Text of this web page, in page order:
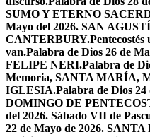
SUMO Y ETERNO
Mayo del 2026. SAN
CANTERBURY.Pentecostés
van.Palabra de Dios 26 de
FELIPE NERI.Palabra de
Memoria, SANTA MARÍA,
IGLESIA.Palabra de Dios
DOMINGO DE
del 2026. Sábado VII de
22 de Mayo de 2026.